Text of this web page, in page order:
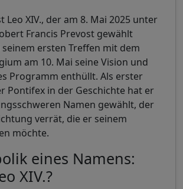
Leo XIV., der am 8. Mai 2025 unter
Francis Prevost gewählt
ersten Treffen mit dem
am 10. Mai seine Vision und
Programm enthüllt. Als erster
Pontifex in der Geschichte hat er
Namen gewählt, der
verrät, die er seinem
möchte.
eines Namens:
XIV.?